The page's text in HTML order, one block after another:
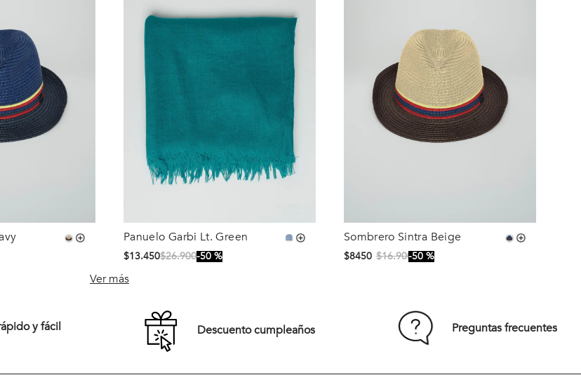
Panuelo Garbi Lt. Green
$13.450$26.900 50 %
Talla Sombrero Sintra Beige
$8450 $16.90050 %
Talla
Comprar
Ver más
y fácil Descuento cumpleaños Preguntas frecuentes